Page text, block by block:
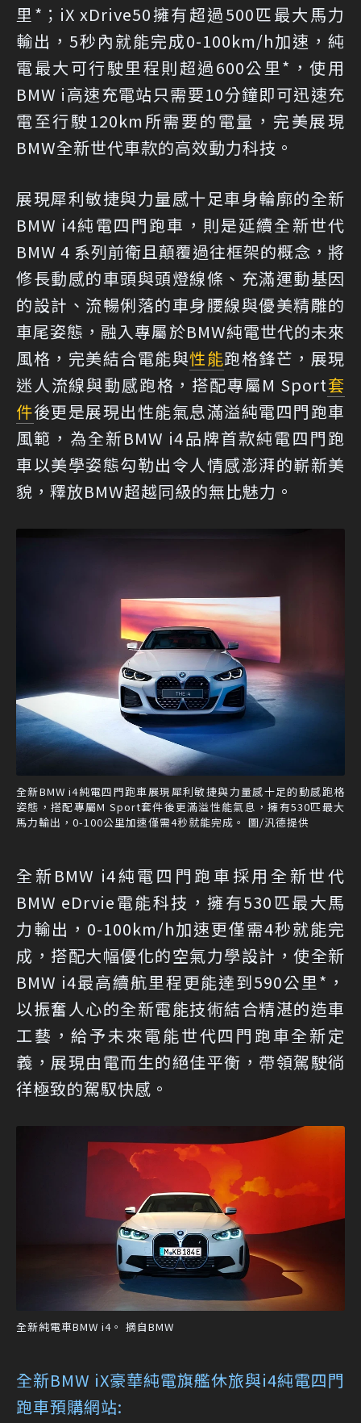
里*；iX xDrive50擁有超過500匹最大馬力
輸出，5秒內就能完成0-100km/h加速，純
電最大可行駛里程則超過600公里*，使用
BMW i高速充電站只需要10分鐘即可迅速充
電至行駛120km所需要的電量，完美展現
BMW全新世代車款的高效動力科技。
展現犀利敏捷與力量感十足車身輪廓的全新
BMW i4純電四門跑車，則是延續全新世代
BMW 4 系列前衛且顛覆過往框架的概念，將
修長動感的車頭與頭燈線條、充滿運動基因
的設計、流暢俐落的車身腰線與優美精雕的
車尾姿態，融入專屬於BMW純電世代的未來
風格，完美結合電能與性能跑格鋒芒，展現
迷人流線與動感跑格，搭配專屬M Sport套
件後更是展現出性能氣息滿溢純電四門跑車
風範，為全新BMW i4品牌首款純電四門跑
車以美學姿態勾勒出令人情感澎湃的嶄新美
貌，釋放BMW超越同級的無比魅力。
全新BMW i4純電四門跑車展現犀利敏捷與力量感十足的動感跑格
姿態，搭配專屬M Sport套件後更滿溢性能氣息，擁有530匹最大
馬力輸出，0-100公里加速僅需4秒就能完成。 圖/汎德提供
全新BMW i4純電四門跑車採用全新世代
BMW eDrvie電能科技，擁有530匹最大馬
力輸出，0-100km/h加速更僅需4秒就能完
成，搭配大幅優化的空氣力學設計，使全新
BMW i4最高續航里程更能達到590公里*，
以振奮人心的全新電能技術結合精湛的造車
工藝，給予未來電能世代四門跑車全新定
義，展現由電而生的絕佳平衡，帶領駕駛徜
徉極致的駕馭快感。
全新純電車BMW i4。 摘自BMW
全新BMW iX豪華純電旗艦休旅與i4純電四門
跑車預購網站: